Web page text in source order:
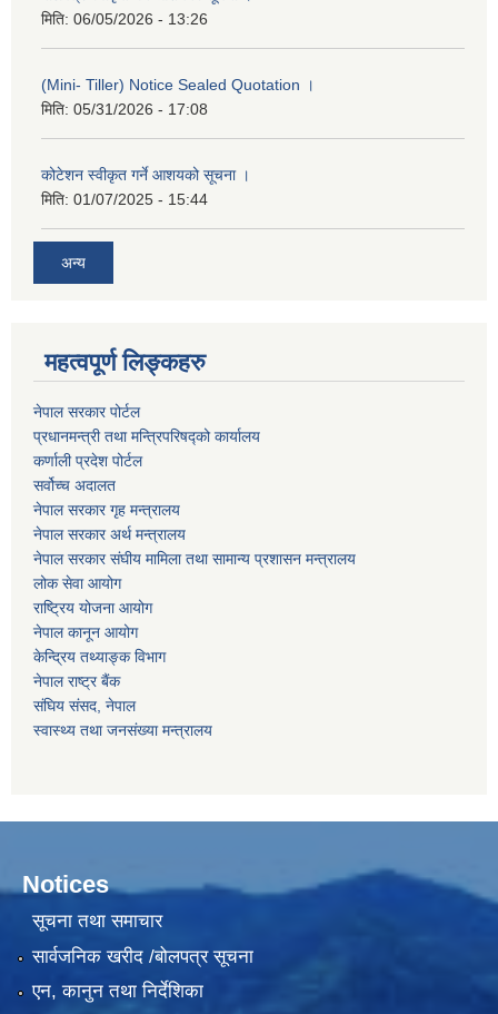
मिति: 06/05/2026 - 13:26
(Mini- Tiller) Notice Sealed Quotation ।
मिति: 05/31/2026 - 17:08
कोटेशन स्वीकृत गर्ने आशयको सूचना ।
मिति: 01/07/2025 - 15:44
अन्य
महत्वपूर्ण लिङ्कहरु
नेपाल सरकार पोर्टल
प्रधानमन्‍‍त्री तथा मन्‍त्रिपरिषद्को कार्यालय
कर्णाली प्रदेश पोर्टल
सर्वोच्‍च अदालत
नेपाल सरकार गृह मन्‍‍‍त्रालय
नेपाल सरकार अर्थ मन्‍त्रालय
नेपाल सरकार संघीय मामिला तथा सामान्य प्रशासन मन्‍त्रालय
लोक सेवा आयोग
राष्‍ट्रिय योजना आयोग
नेपाल कानून आयोग
केन्द्रिय तथ्याङ्क विभाग
नेपाल राष्‍ट्र बैंक
संघिय संसद, नेपाल
स्वास्थ्य तथा जनसंख्या मन्त्रालय
Notices
सूचना तथा समाचार
सार्वजनिक खरीद /बोलपत्र सूचना
एन, कानुन तथा निर्देशिका